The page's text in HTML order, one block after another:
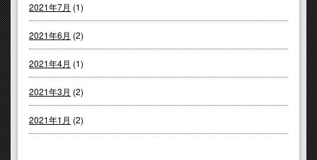
2021年7月 (1)
2021年6月 (2)
2021年4月 (1)
2021年3月 (2)
2021年1月 (2)